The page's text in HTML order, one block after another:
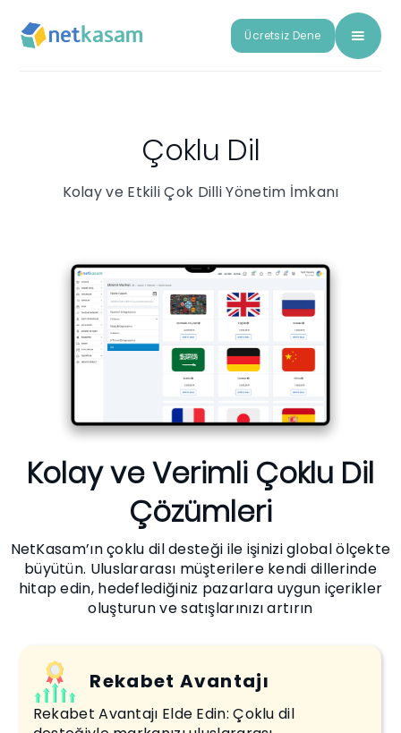
Ücretsiz Dene
Çoklu Dil
Kolay ve Etkili Çok Dilli Yönetim İmkanı
Kolay ve Verimli Çoklu Dil
Çözümleri
NetKasam’ın çoklu dil desteği ile işinizi global ölçekte
büyütün. Uluslararası müşterilere kendi dillerinde
hitap edin, hedeflediğiniz pazarlara uygun içerikler
oluşturun ve satışlarınızı artırın
Rekabet Avantajı
Rekabet Avantajı Elde Edin: Çoklu dil